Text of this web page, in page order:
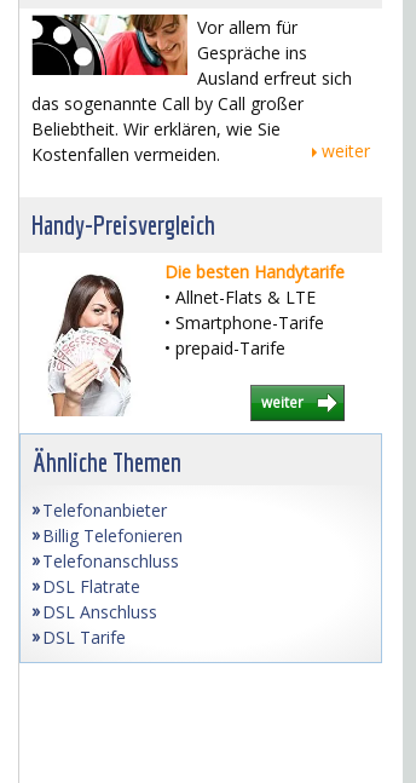
Vor allem für
Gespräche ins
Ausland erfreut sich
das sogenannte Call by Call großer
Beliebtheit. Wir erklären, wie Sie
Kostenfallen vermeiden.
weiter
Handy-Preisvergleich
Die besten Handytarife
• Allnet-Flats & LTE
• Smartphone-Tarife
• prepaid-Tarife
weiter
Ähnliche Themen
Telefonanbieter
Billig Telefonieren
Telefonanschluss
DSL Flatrate
DSL Anschluss
DSL Tarife